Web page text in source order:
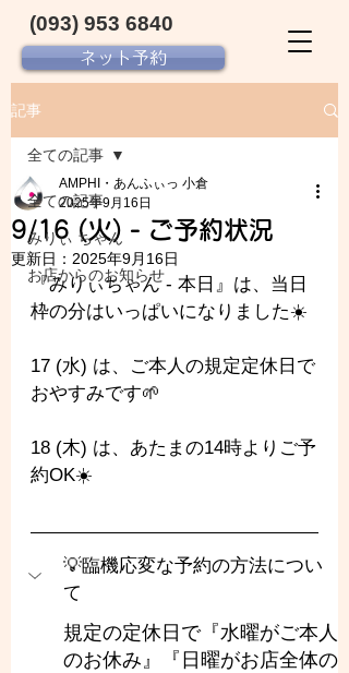
ネット予約
(093) 953 6840‬
記事
全ての記事
みりぃ ちゃん
お店からのお知らせ
全ての記事
9/16 (火) - ご予約状況
AMPHI・あんふぃっ 小倉
2025年9月16日
更新日： 2025年9月16日
『みりぃちゃん - 本日』は、当日
枠の分はいっぱいになりました☀️
17 (水) は、ご本人の規定定休日で
おやすみです🌱
18 (木) は、あたまの14時よりご予
約OK☀️
💡臨機応変な予約の方法につい
て
規定の定休日で『水曜がご本人
のお休み』『日曜がお店全体の